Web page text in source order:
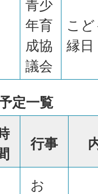
青少
年育
成協
議会
こ
縁日
定一覧
行事
お